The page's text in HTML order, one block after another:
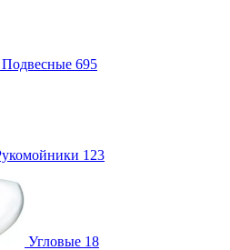
Подвесные 695
123
Угловые 18